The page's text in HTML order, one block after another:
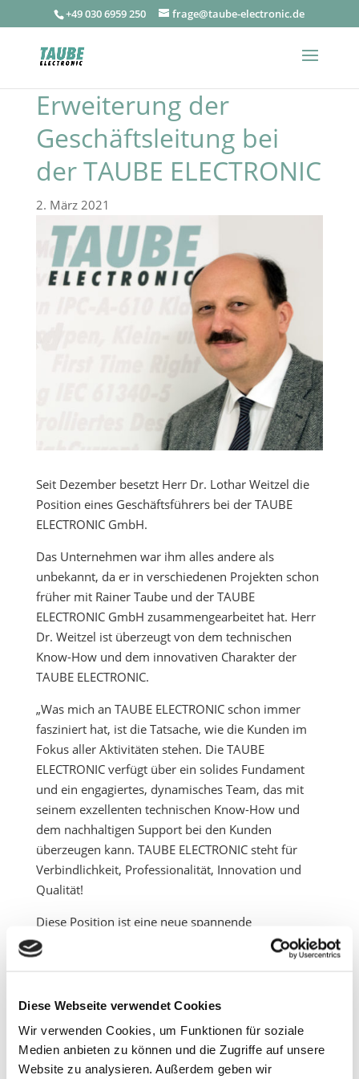
Diese Webseite verwendet Cookies
Wir verwenden Cookies, um Funktionen für soziale
Medien anbieten zu können und die Zugriffe auf unsere
Website zu analysieren. Außerdem geben wir
+49 030 6959 250 frage@taube-electronic.de
Erweiterung der
Geschäftsleitung bei
der TAUBE ELECTRONIC
2. März 2021
Seit Dezember besetzt Herr Dr. Lothar Weitzel die
Position eines Geschäftsführers bei der TAUBE
ELECTRONIC GmbH.
Das Unternehmen war ihm alles andere als
unbekannt, da er in verschiedenen Projekten schon
früher mit Rainer Taube und der TAUBE
ELECTRONIC GmbH zusammengearbeitet hat. Herr
Dr. Weitzel ist überzeugt von dem technischen
Know-How und dem innovativen Charakter der
TAUBE ELECTRONIC.
„Was mich an TAUBE ELECTRONIC schon immer
fasziniert hat, ist die Tatsache, wie die Kunden im
Fokus aller Aktivitäten stehen. Die TAUBE
ELECTRONIC verfügt über ein solides Fundament
und ein engagiertes, dynamisches Team, das mit
seinem exzellenten technischen Know-How und
dem nachhaltigen Support bei den Kunden
überzeugen kann. TAUBE ELECTRONIC steht für
Verbindlichkeit, Professionalität, Innovation und
Qualität!
Diese Position ist eine neue spannende
Herausforderung, auf die ich mich persönlich sehr
freue! Ich werde alles dafür einsetzen, die TAUBE
Unsere gemeinsame vorrangige Verpflichtung ist
flexibel zu bedienen und nachhaltig zu erfüllen.“
Die Ausrichtung des Unternehmens als EMS